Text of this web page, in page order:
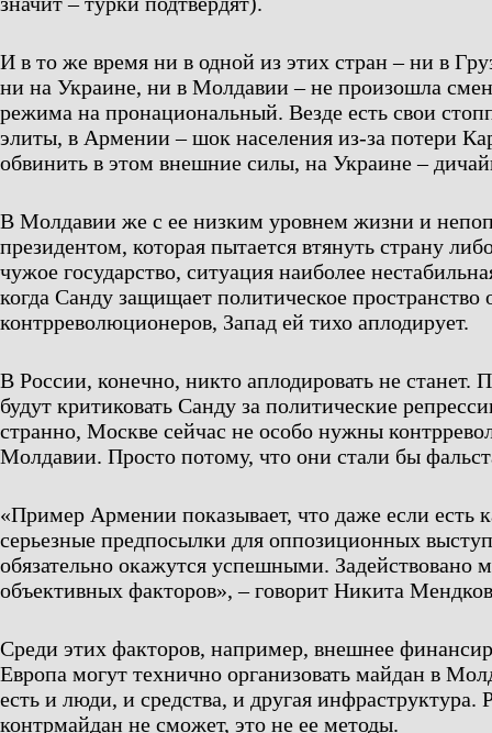
И в то же время ни в одной из этих стран – ни в
ни на Украине, ни в Молдавии – не произошла
режима на пронациональный. Везде есть свои
элиты, в Армении – шок населения из-за потери
обвинить в этом внешние силы, на Украине –
В Молдавии же с ее низким уровнем жизни и
президентом, которая пытается втянуть страну
чужое государство, ситуация наиболее
когда Санду защищает политическое пространство
контрреволюционеров, Запад ей тихо аплодирует.
В России, конечно, никто аплодировать не станет.
будут критиковать Санду за политические
странно, Москве сейчас не особо нужны
Молдавии. Просто потому, что они стали бы
«Пример Армении показывает, что даже если есть
серьезные предпосылки для оппозиционных
обязательно окажутся успешными. Задействовано
объективных факторов», – говорит Никита
Среди этих факторов, например, внешнее
Европа могут технично организовать майдан в
есть и люди, и средства, и другая инфраструктура.
контрмайдан не сможет, это не ее методы.